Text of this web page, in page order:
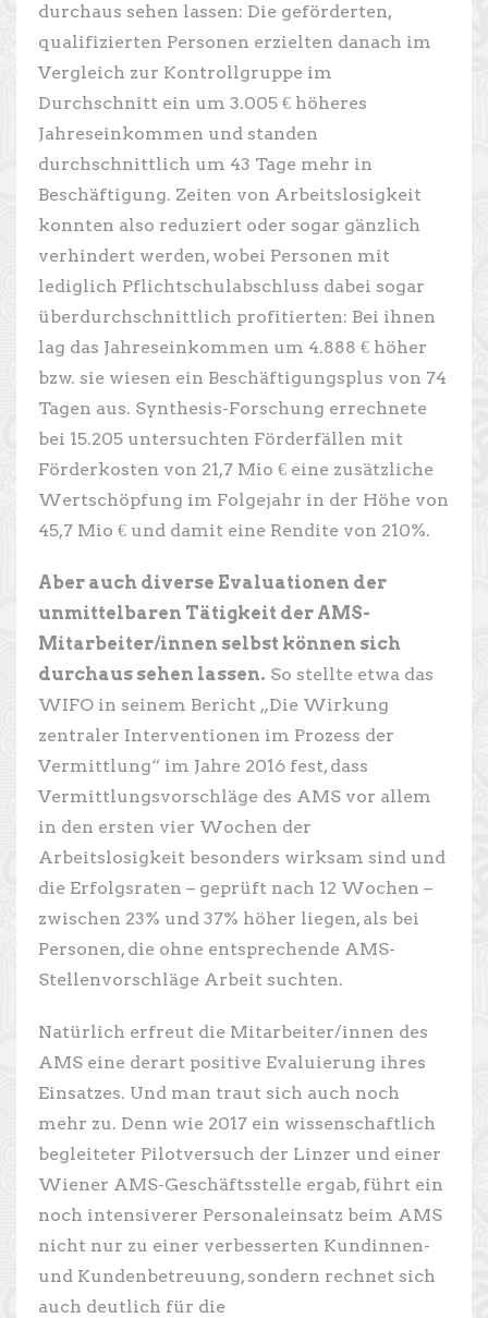
durchaus sehen lassen: Die geförderten,
qualifizierten Personen erzielten danach im
Vergleich zur Kontrollgruppe im
Durchschnitt ein um 3.005 € höheres
Jahreseinkommen und standen
durchschnittlich um 43 Tage mehr in
Beschäftigung. Zeiten von Arbeitslosigkeit
konnten also reduziert oder sogar gänzlich
verhindert werden, wobei Personen mit
lediglich Pflichtschulabschluss dabei sogar
überdurchschnittlich profitierten: Bei ihnen
lag das Jahreseinkommen um 4.888 € höher
bzw. sie wiesen ein Beschäftigungsplus von 74
Tagen aus. Synthesis-Forschung errechnete
bei 15.205 untersuchten Förderfällen mit
Förderkosten von 21,7 Mio € eine zusätzliche
Wertschöpfung im Folgejahr in der Höhe von
45,7 Mio € und damit eine Rendite von 210%.
Aber auch diverse Evaluationen der
unmittelbaren Tätigkeit der AMS-
Mitarbeiter/innen selbst können sich
durchaus sehen lassen. So stellte etwa das
WIFO in seinem Bericht „Die Wirkung
zentraler Interventionen im Prozess der
Vermittlung“ im Jahre 2016 fest, dass
Vermittlungsvorschläge des AMS vor allem
in den ersten vier Wochen der
Arbeitslosigkeit besonders wirksam sind und
die Erfolgsraten – geprüft nach 12 Wochen –
zwischen 23% und 37% höher liegen, als bei
Personen, die ohne entsprechende AMS-
Stellenvorschläge Arbeit suchten.
Natürlich erfreut die Mitarbeiter/innen des
AMS eine derart positive Evaluierung ihres
Einsatzes. Und man traut sich auch noch
mehr zu. Denn wie 2017 ein wissenschaftlich
begleiteter Pilotversuch der Linzer und einer
Wiener AMS-Geschäftsstelle ergab, führt ein
noch intensiverer Personaleinsatz beim AMS
nicht nur zu einer verbesserten Kundinnen-
und Kundenbetreuung, sondern rechnet sich
auch deutlich für die